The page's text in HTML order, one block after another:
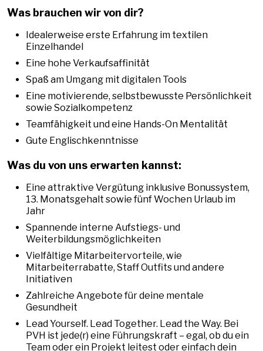
Was brauchen wir von dir?
Idealerweise erste Erfahrung im textilen
Einzelhandel
Eine hohe Verkaufsaffinität
Spaß am Umgang mit digitalen Tools
Eine motivierende, selbstbewusste Persönlichkeit
sowie Sozialkompetenz
Teamfähigkeit und eine Hands-On Mentalität
Gute Englischkenntnisse
Was du von uns erwarten kannst:
Eine attraktive Vergütung inklusive Bonussystem,
13. Monatsgehalt sowie fünf Wochen Urlaub im
Jahr
Spannende interne Aufstiegs- und
Weiterbildungsmöglichkeiten
Vielfältige Mitarbeitervorteile, wie
Mitarbeiterrabatte, Staff Outfits und andere
Initiativen
Zahlreiche Angebote für deine mentale
Gesundheit
Lead Yourself. Lead Together. Lead the Way. Bei
PVH ist jede(r) eine Führungskraft – egal, ob du ein
Team oder ein Projekt leitest oder einfach dein